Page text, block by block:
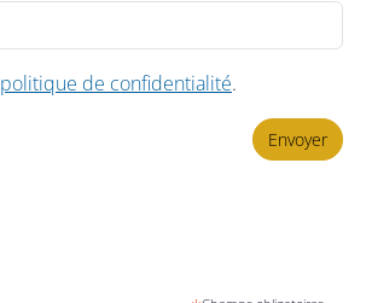
politique de confidentialité.
Envoyer